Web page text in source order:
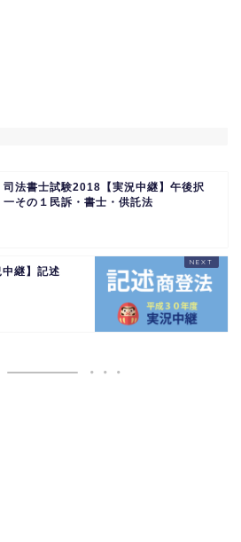
司法書士試験2018【実況中継】午後択
一その１民訴・書士・供託法
継】記述